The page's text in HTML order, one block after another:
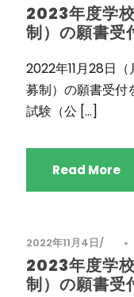
2023年度学
制）の願書受
2022年11月28日
募制）の願書受付
試験（公 […]
Read More
2022年11月4日 •
2023年度学
制）の願書受